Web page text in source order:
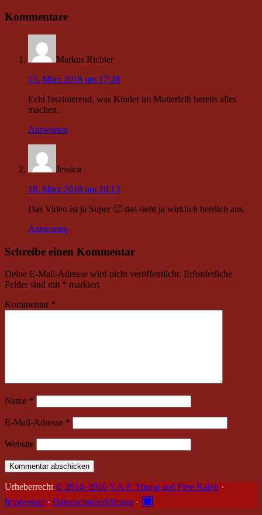
Kommentare
Markus Richter
15. März 2018 um 17:28
Echt faszinierend, was Kinder im Mutterleib bereits alles
machen.
Antworten
Jessica
18. März 2018 um 10:13
Das Video ist ja Super 🙂 das sieht ja wirklich herrlich aus.
Antworten
Schreibe einen Kommentar
Deine E-Mail-Adresse wird nicht veröffentlicht. Erforderliche
Felder sind mit * markiert
Kommentar *
Name *
E-Mail-Adresse *
Website
Urheberrecht© 2014–2026 Y.A.F. Young and Free Kaleb ·
Impressum · Datenschutzerklärung · ▣